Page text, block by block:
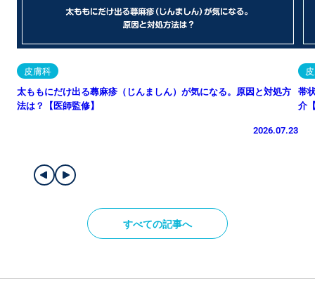
皮膚科
太ももにだけ出る蕁麻疹（じんましん）が気になる。原因と対処方
法は？【医師監修】
2026.07.23
帯
介
すべての記事へ